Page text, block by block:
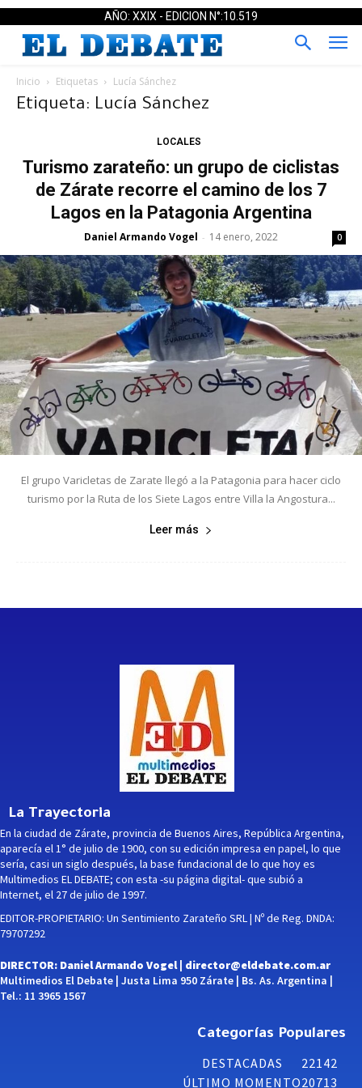
AÑO: XXIX - EDICION N°:10.519
Inicio Etiquetas Lucía Sánchez
Etiqueta: Lucía Sánchez
LOCALES
Turismo zarateño: un grupo de ciclistas
de Zárate recorre el camino de los 7
Lagos en la Patagonia Argentina
Daniel Armando Vogel - 14 enero, 2022 0
El grupo Varicletas de Zarate llegó a la Patagonia para hacer ciclo
turismo por la Ruta de los Siete Lagos entre Villa la Angostura...
Leer más
La Trayectoria
En la ciudad de Zárate, provincia de Buenos Aires, República Argentina,
aparecía el 1° de julio de 1900, con su edición impresa en papel, lo que
sería, casi un siglo después, la base fundacional de lo que hoy es
Multimedios EL DEBATE; con esta -su página digital- que subió a
Internet, el 27 de julio de 1997.
EDITOR-PROPIETARIO: Un Sentimiento Zarateño SRL | Nº de Reg. DNDA:
79707292
DIRECTOR: Daniel Armando Vogel | director@eldebate.com.ar
Multimedios El Debate | Justa Lima 950 Zárate | Bs. As. Argentina |
Tel.: 11 3965 1567
Categorías Populares
DESTACADAS
22142
ÚLTIMO MOMENTO20713